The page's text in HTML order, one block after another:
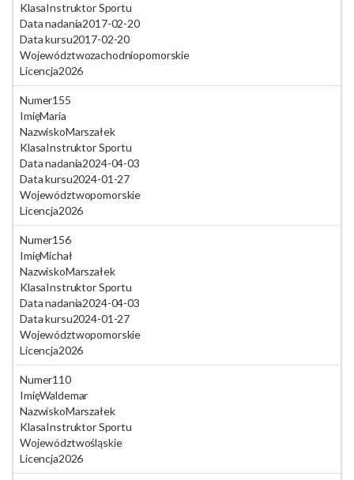
KlasaInstruktor Sportu
Data nadania2017-02-20
Data kursu2017-02-20
Województwozachodniopomorskie
Licencja2026
Numer155
ImięMaria
NazwiskoMarszałek
KlasaInstruktor Sportu
Data nadania2024-04-03
Data kursu2024-01-27
Województwopomorskie
Licencja2026
Numer156
ImięMichał
NazwiskoMarszałek
KlasaInstruktor Sportu
Data nadania2024-04-03
Data kursu2024-01-27
Województwopomorskie
Licencja2026
Numer110
ImięWaldemar
NazwiskoMarszałek
KlasaInstruktor Sportu
Województwośląskie
Licencja2026